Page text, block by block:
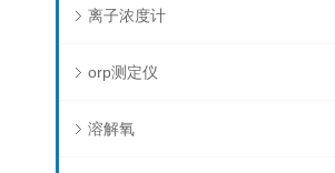
离子浓度计
orp测定仪
溶解氧